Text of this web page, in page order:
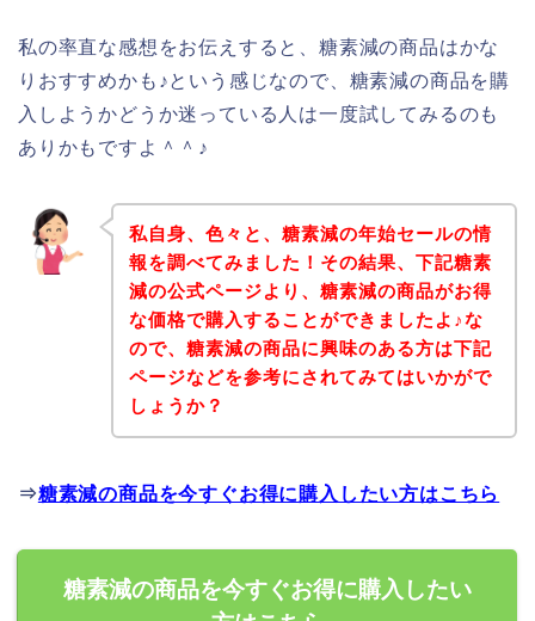
私の率直な感想をお伝えすると、糖素減の商品はかな
りおすすめかも♪という感じなので、糖素減の商品を購
入しようかどうか迷っている人は一度試してみるのも
ありかもですよ＾＾♪
私自身、色々と、糖素減の年始セールの情
報を調べてみました！その結果、下記糖素
減の公式ページより、糖素減の商品がお得
な価格で購入することができましたよ♪な
ので、糖素減の商品に興味のある方は下記
ページなどを参考にされてみてはいかがで
しょうか？
⇒糖素減の商品を今すぐお得に購入したい方はこちら
糖素減の商品を今すぐお得に購入したい